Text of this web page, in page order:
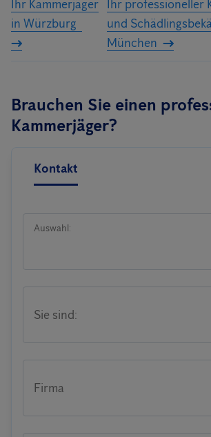
Ihr Kammerjäger
in Würzburg
Ihr professioneller
und
München
Brauchen Sie einen
Kammerjäger?
Kontakt
Auswahl:
Sie sind:
Firma